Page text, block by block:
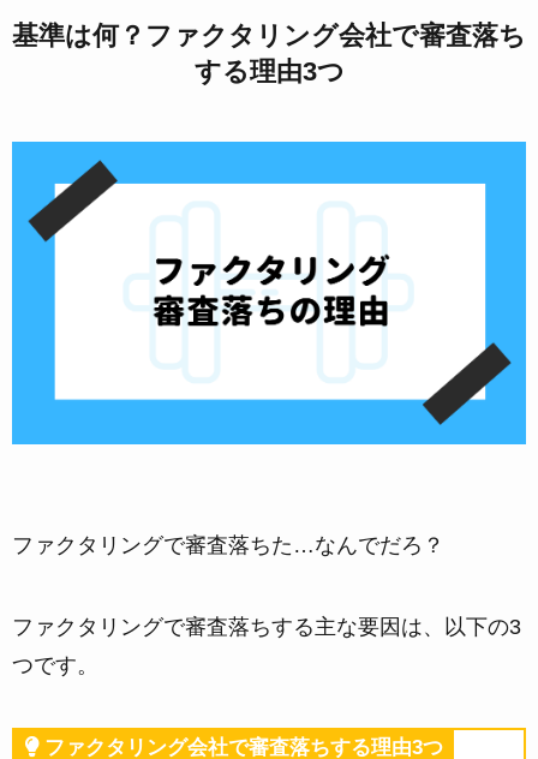
基準は何？ファクタリング会社で審査落ち
する理由3つ
ファクタリングで審査落ちた…なんでだろ？
ファクタリングで審査落ちする主な要因 は、以下の3
つです。
ファクタリング会社で審査落ちする理由3つ